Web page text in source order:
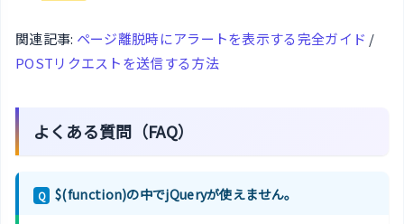
関連記事: ページ離脱時にアラートを表示する完全ガイド /
POSTリクエストを送信する方法
よくある質問（FAQ）
Q $(function)の中でjQueryが使えません。